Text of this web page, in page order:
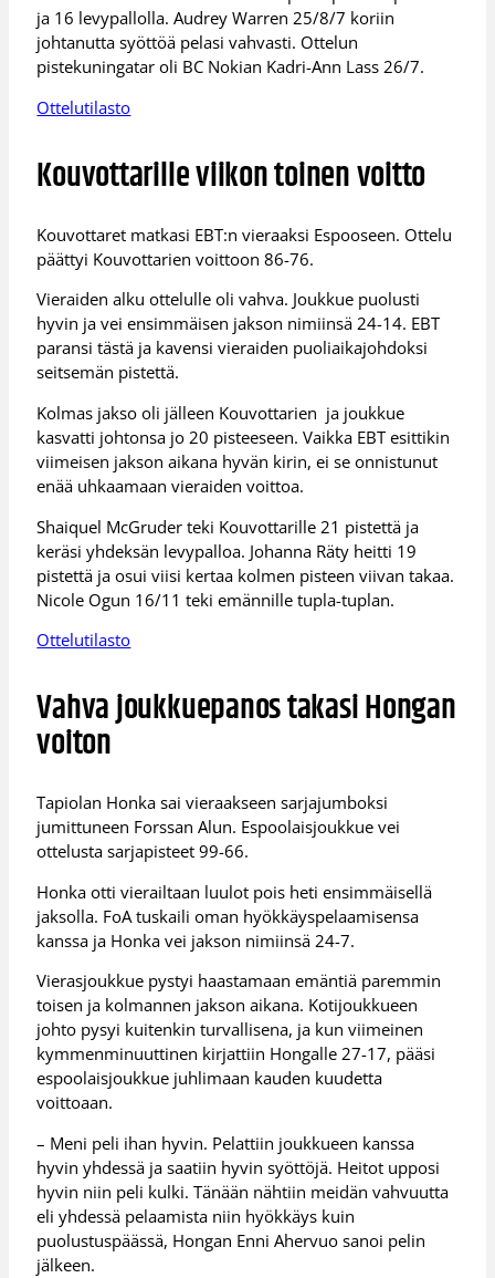
ja 16 levypallolla. Audrey Warren 25/8/7 koriin
johtanutta syöttöä pelasi vahvasti. Ottelun
pistekuningatar oli BC Nokian Kadri-Ann Lass 26/7.
Ottelutilasto
Kouvottarille viikon toinen voitto
Kouvottaret matkasi EBT:n vieraaksi Espooseen. Ottelu
päättyi Kouvottarien voittoon 86-76.
Vieraiden alku ottelulle oli vahva. Joukkue puolusti
hyvin ja vei ensimmäisen jakson nimiinsä 24-14. EBT
paransi tästä ja kavensi vieraiden puoliaikajohdoksi
seitsemän pistettä.
Kolmas jakso oli jälleen Kouvottarien ja joukkue
kasvatti johtonsa jo 20 pisteeseen. Vaikka EBT esittikin
viimeisen jakson aikana hyvän kirin, ei se onnistunut
enää uhkaamaan vieraiden voittoa.
Shaiquel McGruder teki Kouvottarille 21 pistettä ja
keräsi yhdeksän levypalloa. Johanna Räty heitti 19
pistettä ja osui viisi kertaa kolmen pisteen viivan takaa.
Nicole Ogun 16/11 teki emännille tupla-tuplan.
Ottelutilasto
Vahva joukkuepanos takasi Hongan
voiton
Tapiolan Honka sai vieraakseen sarjajumboksi
jumittuneen Forssan Alun. Espoolaisjoukkue vei
ottelusta sarjapisteet 99-66.
Honka otti vierailtaan luulot pois heti ensimmäisellä
jaksolla. FoA tuskaili oman hyökkäyspelaamisensa
kanssa ja Honka vei jakson nimiinsä 24-7.
Vierasjoukkue pystyi haastamaan emäntiä paremmin
toisen ja kolmannen jakson aikana. Kotijoukkueen
johto pysyi kuitenkin turvallisena, ja kun viimeinen
kymmenminuuttinen kirjattiin Hongalle 27-17, pääsi
espoolaisjoukkue juhlimaan kauden kuudetta
voittoaan.
– Meni peli ihan hyvin. Pelattiin joukkueen kanssa
hyvin yhdessä ja saatiin hyvin syöttöjä. Heitot upposi
hyvin niin peli kulki. Tänään nähtiin meidän vahvuutta
eli yhdessä pelaamista niin hyökkäys kuin
puolustuspäässä, Hongan Enni Ahervuo sanoi pelin
jälkeen.